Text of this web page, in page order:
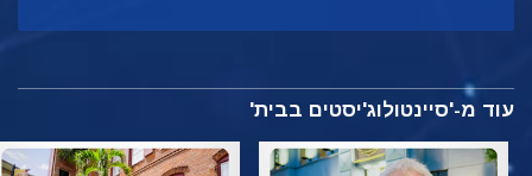
עוד מ-'סיינטולוג'יסטים בבית'